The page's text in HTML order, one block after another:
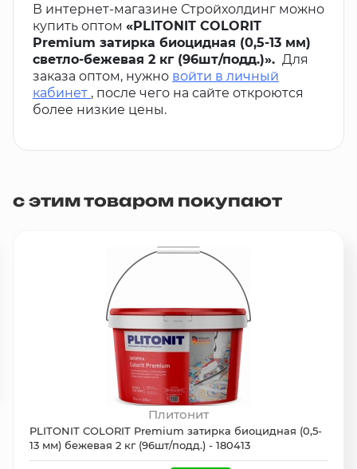
В интернет-магазине Стройхолдинг можно
купить оптом «PLITONIT COLORIT
Premium затирка биоцидная (0,5-13 мм)
светло-бежевая 2 кг (96шт/подд.)». Для
заказа оптом, нужно войти в личный
кабинет , после чего на сайте откроются
более низкие цены.
с этим товаром покупают
Плитонит
PLITONIT COLORIT Premium затирка биоцидная (0,5-
13 мм) бежевая 2 кг (96шт/подд.) - 180413